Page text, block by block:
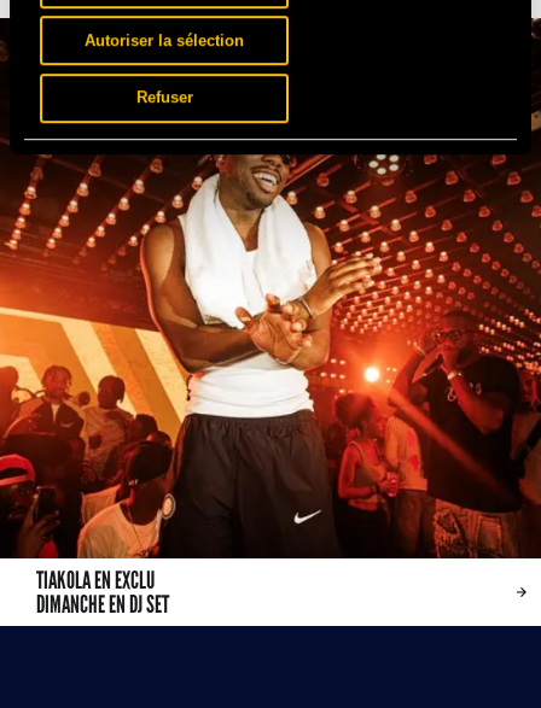
Autoriser la sélection
Refuser
TIAKOLA EN EXCLU
DIMANCHE EN DJ SET